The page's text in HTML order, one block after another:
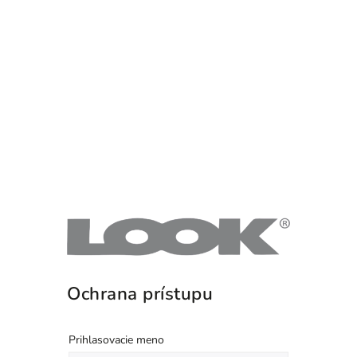
Ochrana prístupu
Prihlasovacie meno